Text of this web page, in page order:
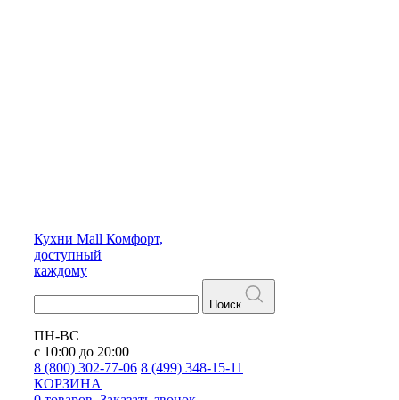
Кухни Mall Комфорт,
доступный
каждому
Поиск
ПН-ВС
с 10:00 до 20:00
8 (800) 302-77-06 8 (499) 348-15-11
КОРЗИНА